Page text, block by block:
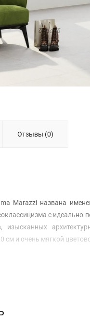
Отзывы (0)
Marazzi названа
с
см и очень мягкой